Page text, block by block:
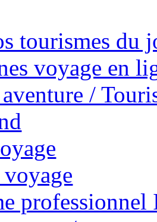
tourismes du
voyage en
/